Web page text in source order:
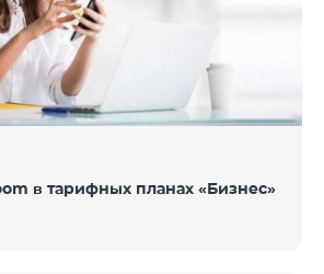
в тарифных планах «Бизнес»